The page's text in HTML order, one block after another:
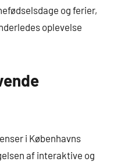
og ferier,
oplevelse
i Københavns
af interaktive og